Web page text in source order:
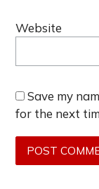
Website
Save my
for the next